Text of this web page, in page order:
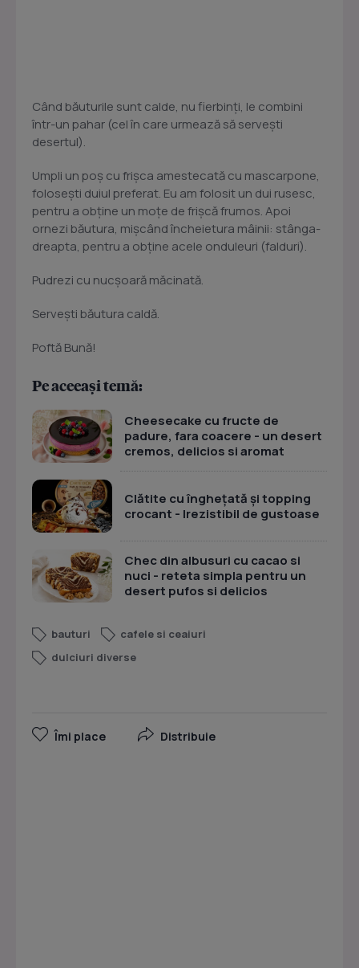
Când băuturile sunt calde, nu fierbinți, le combini
într-un pahar (cel în care urmează să servești
desertul).
Umpli un poș cu frișca amestecată cu mascarpone,
folosești duiul preferat. Eu am folosit un dui rusesc,
pentru a obține un moțe de frișcă frumos. Apoi
ornezi băutura, mișcând încheietura mâinii: stânga-
dreapta, pentru a obține acele onduleuri (falduri).
Pudrezi cu nucșoară măcinată.
Servești băutura caldă.
Poftă Bună!
Pe aceeași temă:
Cheesecake cu fructe de
padure, fara coacere - un desert
cremos, delicios si aromat
Clătite cu înghețată și topping
crocant - Irezistibil de gustoase
Chec din albusuri cu cacao si
nuci - reteta simpla pentru un
desert pufos si delicios
bauturi
cafele si ceaiuri
dulciuri diverse
Îmi place Distribuie